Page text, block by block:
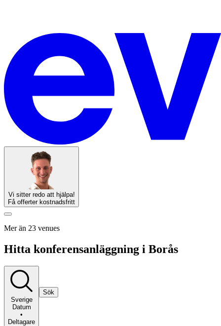
Vi sitter redo att hjälpa!
Få offerter kostnadsfritt
Mer än 23 venues
Hitta konferensanläggning i Borås
Sverige
Datum
•
Deltagare
Sök